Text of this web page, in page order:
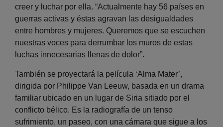
creer y luchar por ella. “Actualmente hay 56 países en
guerras activas y éstas agravan las desigualdades
entre hombres y mujeres. Queremos que se escuchen
nuestras voces para derrumbar los muros de estas
luchas innecesarias llenas de dolor”.
También se proyectará la película ‘Alma Mater’,
dirigida por Philippe Van Leeuw, basada en un drama
familiar ubicado en un lugar de Siria sitiado por el
conflicto bélico. Es la radiografía de un tenso
sufrimiento, un paseo, con una cámara que sigue a los